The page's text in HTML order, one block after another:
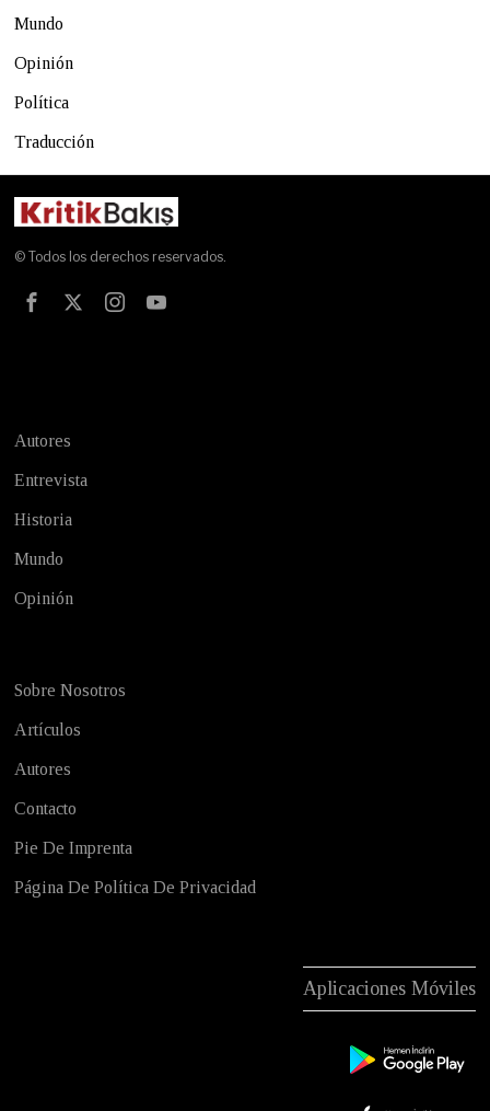
Mundo
Opinión
Política
Traducción
© Todos los derechos reservados.
Autores
Entrevista
Historia
Mundo
Opinión
Sobre Nosotros
Artículos
Autores
Contacto
Pie De Imprenta
Página De Política De Privacidad
Aplicaciones Móviles